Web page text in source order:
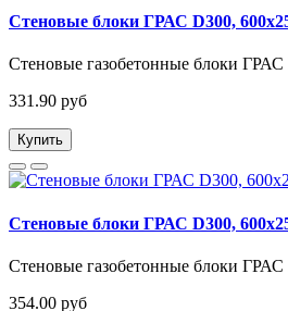
Стеновые блоки ГРАС D300,
Стеновые газобетонные блоки
331.90 руб
Купить
Стеновые блоки ГРАС D300,
Стеновые газобетонные блоки
354.00 руб